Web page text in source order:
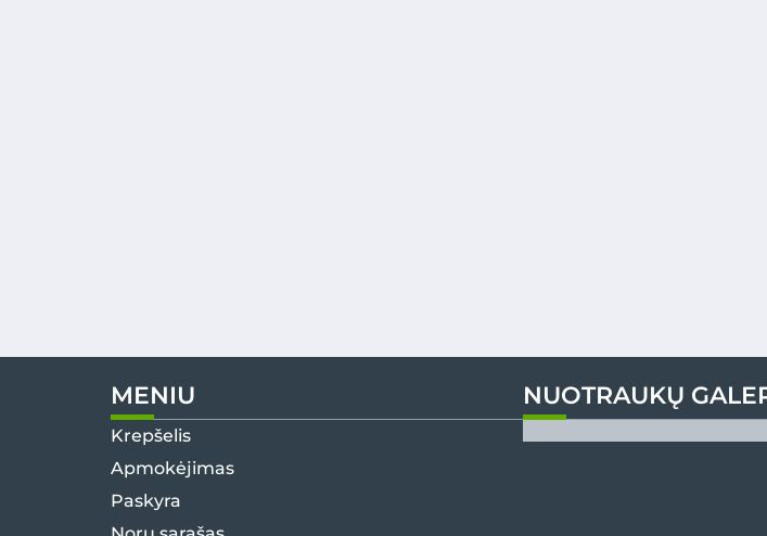
MENIU
Krepšelis
Apmokėjimas
Paskyra
NUOTRAUKŲ